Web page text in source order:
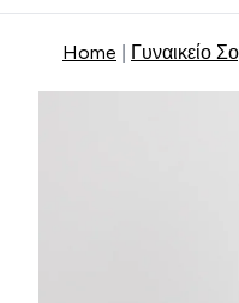
Home Γυναικείο